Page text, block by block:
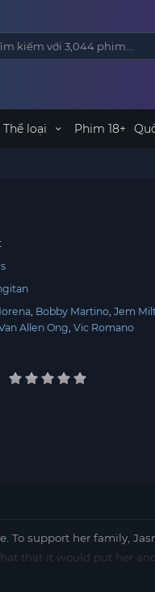
Thể loại Phim 18+
Bobby Martino Jem
Allen Ong Vic Romano
To support her family,
that it would put her